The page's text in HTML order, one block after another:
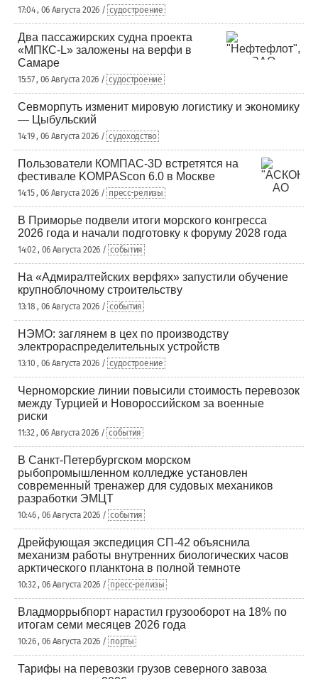
17:04 , 06 Августа 2026 / судостроение
Два пассажирских судна проекта
«МПКС-L» заложены на верфи в
Самаре
15:57 , 06 Августа 2026 / судостроение
Севморпуть изменит мировую логистику и экономику
— Цыбульский
14:19 , 06 Августа 2026 / судоходство
Пользователи КОМПАС-3D встретятся на
фестивале KOMPAScon 6.0 в Москве
14:15 , 06 Августа 2026 / пресс-релизы
В Приморье подвели итоги морского конгресса
2026 года и начали подготовку к форуму 2028 года
14:02 , 06 Августа 2026 / события
На «Адмиралтейских верфях» запустили обучение
крупноблочному строительству
13:18 , 06 Августа 2026 / события
НЭМО: заглянем в цех по производству
электрораспределительных устройств
13:10 , 06 Августа 2026 / судостроение
Черноморские линии повысили стоимость перевозок
между Турцией и Новороссийском за военные
риски
11:32 , 06 Августа 2026 / события
В Санкт-Петербургском морском
рыбопромышленном колледже установлен
современный тренажер для судовых механиков
разработки ЭМЦТ
10:46 , 06 Августа 2026 / события
Дрейфующая экспедиция СП-42 объяснила
механизм работы внутренних биологических часов
арктического планктона в полной темноте
10:32 , 06 Августа 2026 / пресс-релизы
Владморрыбпорт нарастил грузооборот на 18% по
итогам семи месяцев 2026 года
10:26 , 06 Августа 2026 / порты
Тарифы на перевозки грузов северного завоза